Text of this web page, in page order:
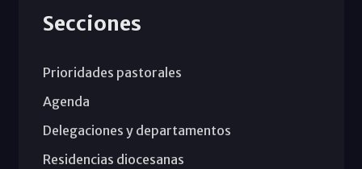
Secciones
Prioridades pastorales
Agenda
Delegaciones y departamentos
Residencias diocesanas